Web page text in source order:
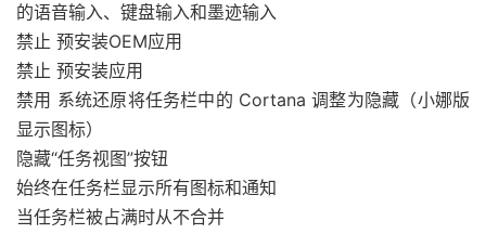
的语音输入、键盘输入和墨迹输入
禁止 预安装OEM应用
禁止 预安装应用
禁用 系统还原将任务栏中的 Cortana 调整为隐藏（小娜版
显示图标）
隐藏“任务视图”按钮
始终在任务栏显示所有图标和通知
当任务栏被占满时从不合并